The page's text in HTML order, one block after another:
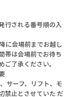
行される番号順の入
に会場前までお越し
帯は会場前でお待ち
了承ください。
サーフ、リフト、モ
禁止とさせていた だ